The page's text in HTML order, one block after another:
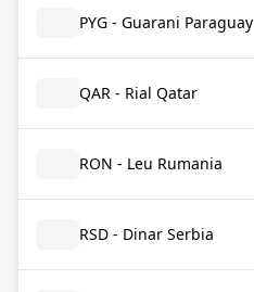
PYG - Guarani Paraguay
QAR - Rial Qatar
RON - Leu Rumania
RSD - Dinar Serbia